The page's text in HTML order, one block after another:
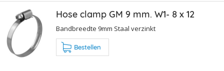
Hose clamp GM 9 mm. W1- 8 x 12
Bandbreedte 9mm Staal verzinkt
Bestellen